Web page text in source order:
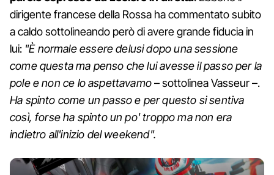
dirigente francese della Rossa ha commentato subito
a caldo sottolineando però di avere grande fiducia in
lui: "È normale essere delusi dopo una sessione
come questa ma penso che lui avesse il passo per la
pole e non ce lo aspettavamo– sottolinea Vasseur –.
Ha spinto come un passo e per questo si sentiva
così, forse ha spinto un po' troppo ma non era
indietro all'inizio del weekend".